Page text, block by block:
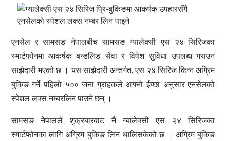
एनसेल र सामसङ नेपालबीच सामसङ ग्यालेक्सी एस २४ सिरिजका
स्मार्टफोनमा आकर्षक बन्डलिङ सेवा र विषेश सुविधा उपलब्ध गराउन
साझेदारी भएको छ । यस साझेदारी अन्तर्गत, एस २४ सिरिज किन्न अग्रिम
बुकिङ गर्ने पहिलो ५०० जना ग्राहकले आफ्नो ईच्छा अनुसार एनसेलको
स्पेशल लक्स नम्बरलिन पाउने छन् ।
सामसङ नेपालले शुक्रबारबाट नै ग्यालेक्सी एस २४ सिरिजका
स्मार्टफोनका लागि अग्रिम बुकिङ लिन थालिसकेको छ । अग्रिम बुकिङ